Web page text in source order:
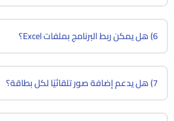
6) هل يمكن ربط البرنامج بملفات Excel؟
7) هل يدعم إضافة صور تلقائيًا لكل بطاقة؟